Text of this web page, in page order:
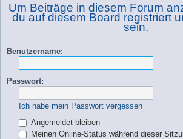
Um Beiträge in diesem Forum
du auf diesem Board registriert
sein.
Benutzername:
Passwort:
Ich habe mein Passwort vergessen
Angemeldet bleiben
Meinen Online-Status während dieser